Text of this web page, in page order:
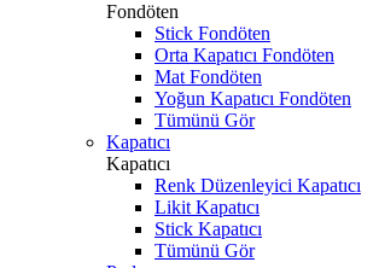
Fondöten
Stick Fondöten
Orta Kapatıcı Fondöten
Mat Fondöten
Yoğun Kapatıcı Fondöten
Tümünü Gör
Kapatıcı
Kapatıcı
Renk Düzenleyici Kapatıcı
Likit Kapatıcı
Stick Kapatıcı
Tümünü Gör